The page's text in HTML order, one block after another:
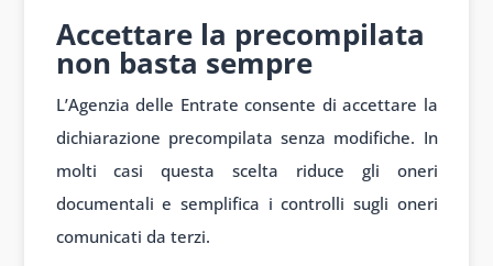
Accettare la precompilata
non basta sempre
L’Agenzia delle Entrate consente di accettare la
dichiarazione precompilata senza modifiche. In
molti casi questa scelta riduce gli oneri
documentali e semplifica i controlli sugli oneri
comunicati da terzi.